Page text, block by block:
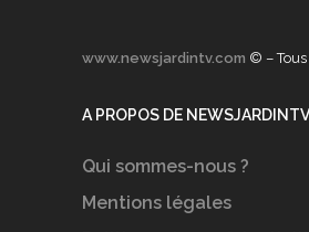
www.newsjardintv.com © –
A PROPOS DE NEWSJARDINTV
Qui sommes-nous ?
Mentions légales